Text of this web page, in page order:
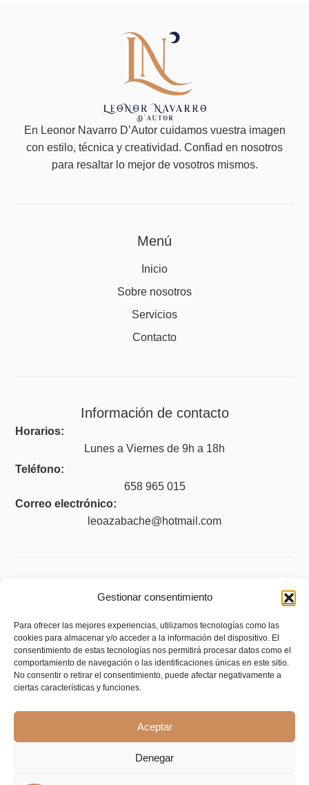
Gestionar consentimiento
Para ofrecer las mejores experiencias, utilizamos tecnologías como las
cookies para almacenar y/o acceder a la información del dispositivo. El
consentimiento de estas tecnologías nos permitirá procesar datos como el
comportamiento de navegación o las identificaciones únicas en este sitio.
No consentir o retirar el consentimiento, puede afectar negativamente a
ciertas características y funciones.
Aceptar
Denegar
En Leonor Navarro D’Autor cuidamos vuestra imagen
con estilo, técnica y creatividad. Confiad en nosotros
para resaltar lo mejor de vosotros mismos.
Menú
Inicio
Sobre nosotros
Servicios
Contacto
Información de contacto
Horarios:
Lunes a Viernes de 9h a 18h
Teléfono:
658 965 015
Correo electrónico:
leoazabache@hotmail.com
Política de privacidad
Política de cookies (UE)
Política de envíos y devoluciones